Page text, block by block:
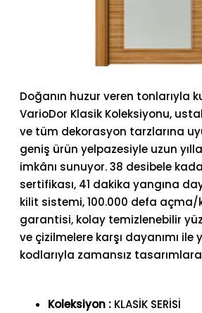
Doğanın huzur veren tonlarıyla
VarioDor Klasik Koleksiyonu,
ve tüm dekorasyon tarzlarına
geniş ürün yelpazesiyle uzun
imkânı sunuyor. 38 desibele
sertifikası, 41 dakika yangına
kilit sistemi, 100.000 defa
garantisi, kolay temizlenebilir
ve çizilmelere karşı dayanımı ile
kodlarıyla zamansız
Koleksiyon : KLASİK SERİSİ